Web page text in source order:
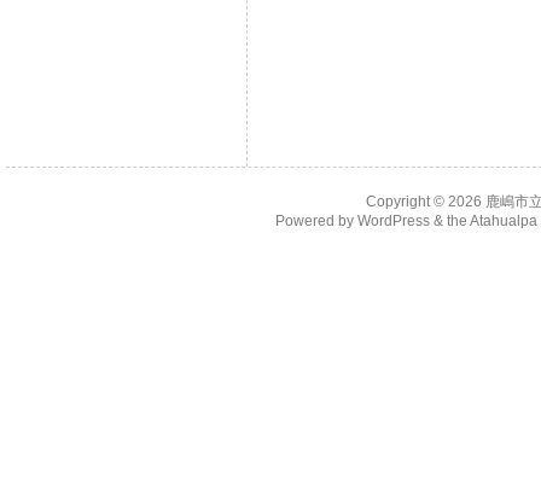
Copyright © 2026 鹿嶋市
Powered by WordPress& the Atahualpa